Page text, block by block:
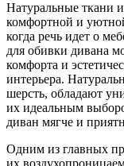
Натуральные ткани
комфортной и
когда речь идет о
для обивки дивана
комфорта и
интерьера.
шерсть, обладают
их идеальным
диван мягче и
Одним из главных
их